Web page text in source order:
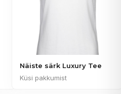
Näiste särk Luxury Tee
Küsi pakkumist